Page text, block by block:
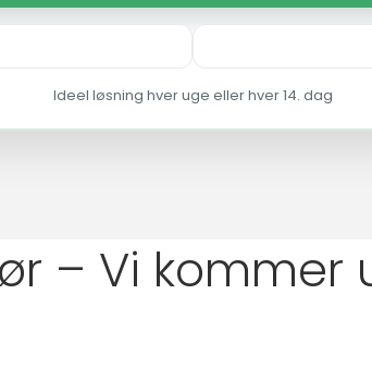
Ideel løsning hver uge eller hver 14. dag
– Vi